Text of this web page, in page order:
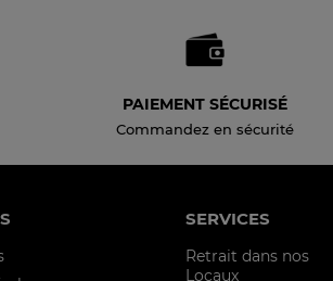
PAIEMENT SÉCURISÉ
Commandez en sécurité
SERVICES
Retrait dans nos
Locaux